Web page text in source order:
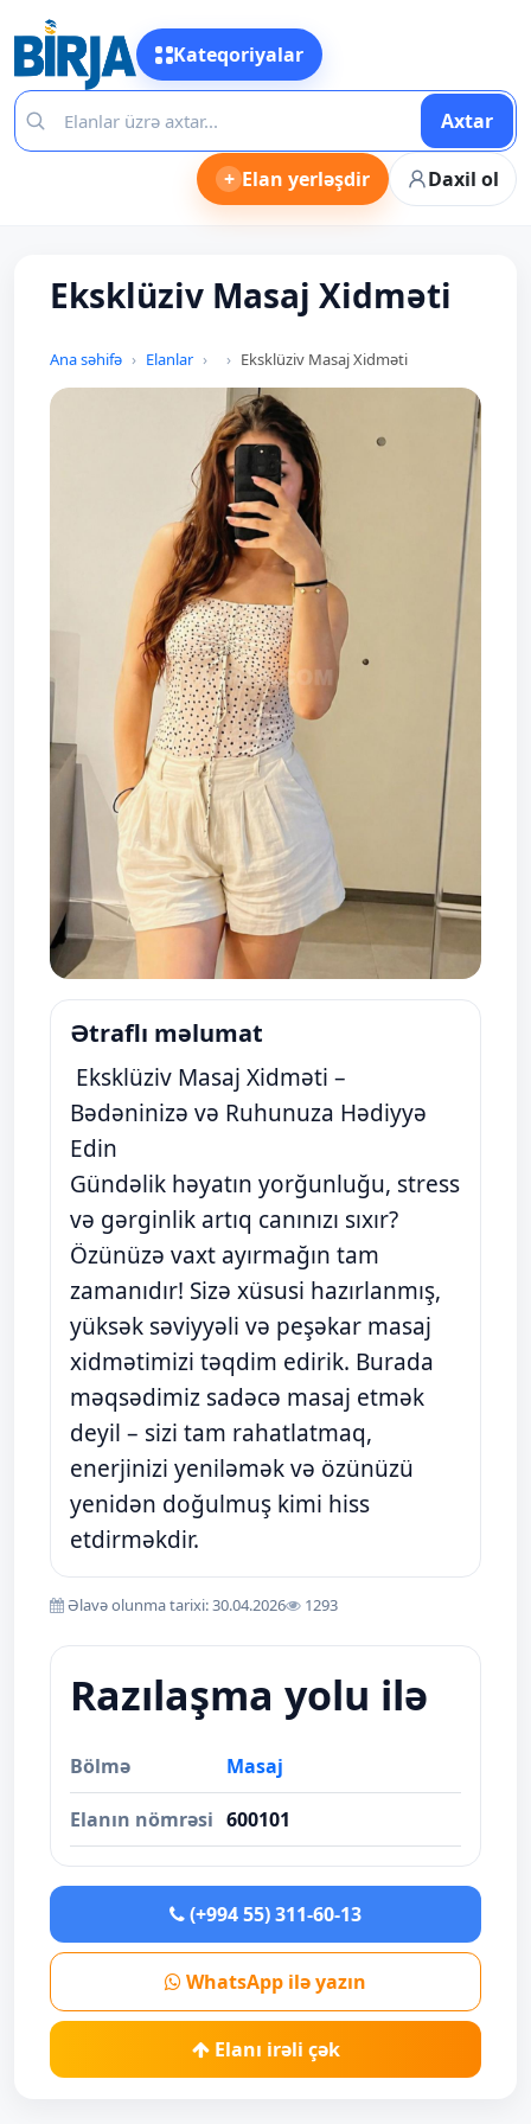
Kateqoriyalar
Axtar
+ Elan yerləşdir Daxil ol
Eksklüziv Masaj Xidməti
Ana səhifə Elanlar Eksklüziv Masaj Xidməti
Ətraflı məlumat
Eksklüziv Masaj Xidməti –
Bədəninizə və Ruhunuza Hədiyyə
Edin
Gündəlik həyatın yorğunluğu, stress
və gərginlik artıq canınızı sıxır?
Özünüzə vaxt ayırmağın tam
zamanıdır! Sizə xüsusi hazırlanmış,
yüksək səviyyəli və peşəkar masaj
xidmətimizi təqdim edirik. Burada
məqsədimiz sadəcə masaj etmək
deyil – sizi tam rahatlatmaq,
enerjinizi yeniləmək və özünüzü
yenidən doğulmuş kimi hiss
etdirməkdir.
Əlavə olunma tarixi: 30.04.2026 1293
Razılaşma yolu ilə
Bölmə Masaj
Elanın nömrəsi 600101
(+994 55) 311-60-13
WhatsApp ilə yazın
Elanı irəli çək